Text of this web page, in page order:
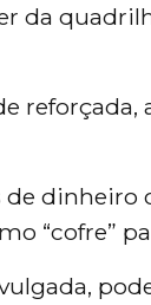
da
reforçada,
dinheiro
“cofre”